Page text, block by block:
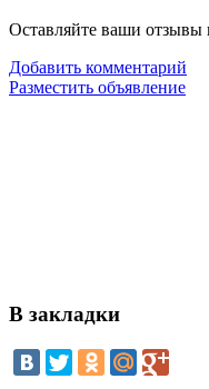
Оставляйте ваши отзывы
Добавить комментарий
Разместить объявление
В закладки